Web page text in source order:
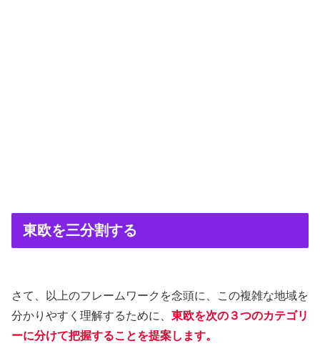
東欧を三分割する
さて、以上のフレームワークを念頭に、この複雑な地域を
分かりやすく理解するために、 東欧を次の３つのカテゴリ
ーに分けて把握することを提案します。